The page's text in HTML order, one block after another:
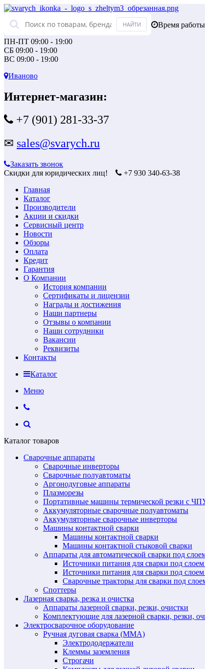
Время
ПН-ПТ 09:00 - 19:00
СБ 09:00 - 19:00
ВС 09:00 - 19:00
Иваново
Интернет-магазин:
+7 (901) 281-33-37
✉ sales@svarych.ru
Заказать звонок
Скидки для юридических лиц!
+7 930 340-63-38
Главная
Каталог
Производители
Акции и скидки
Сервисный центр
Новости
Обзоры
Оплата
Кредит
Гарантия
О Компании
История компании
Сертификаты и лицензии
Награды и достижения
Наши партнеры
Отзывы о компании
Наши сотрудники
Вакансии
Реквизиты
Контакты
Каталог
Меню
Каталог товаров
Сварочные аппараты
Сварочные инверторы
Сварочные полуавтоматы
Аргонодуговые аппараты
Плазморезы
Портативные машины термической резки с
Аккумуляторные сварочные полуавтоматы
Аккумуляторные сварочные инверторы
Машины контактной сварки
Машины контактной сварки
Машины контактной стыковой сварки
Аппараты для автоматической сварки под
Источники питания для сварки под
Источники питания для сварки под
Сварочные тракторы для сварки под
Споттеры
Лазерная сварка, резка и очистка
Аппараты лазерной сварки, резки, очистки
Комплектующие для лазерной сварки, резки,
Электросварочное оборудование
Ручная дуговая сварка (MMA)
Электрододержатели
Клеммы заземления
Строгачи